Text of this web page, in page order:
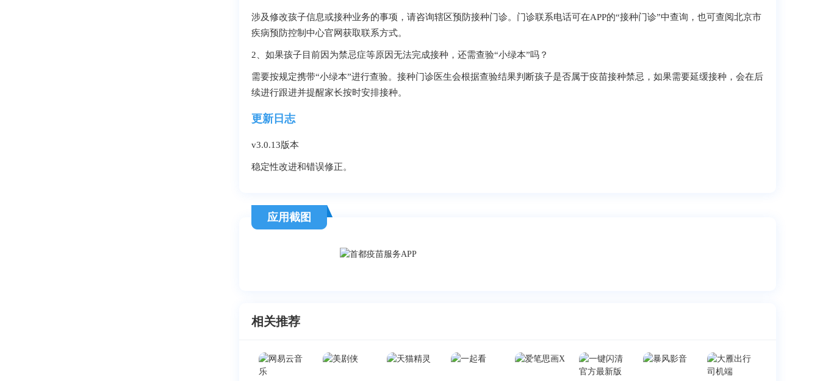
涉及修改孩子信息或接种业务的事项，请咨询辖区预防接种门诊。门诊联系电话可在APP的“接种门诊”中查询，也可查阅北京市
疾病预防控制中心官网获取联系方式。
2、如果孩子目前因为禁忌症等原因无法完成接种，还需查验“小绿本”吗？
需要按规定携带“小绿本”进行查验。接种门诊医生会根据查验结果判断孩子是否属于疫苗接种禁忌，如果需要延缓接种，会在后
续进行跟进并提醒家长按时安排接种。
更新日志
v3.0.13版本
稳定性改进和错误修正。
应用截图
相关推荐